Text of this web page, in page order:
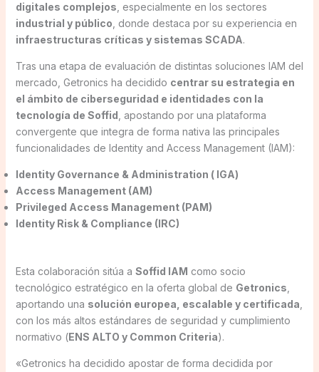
digitales complejos , especialmente en los sectores
industrial y público , donde destaca por su experiencia en
infraestructuras críticas y sistemas SCADA.
Tras una etapa de evaluación de distintas soluciones IAM del
mercado, Getronics ha decidido centrar su estrategia en
el ámbito de ciberseguridad e identidades con la
tecnología de Soffid , apostando por una plataforma
convergente que integra de forma nativa las principales
funcionalidades de Identity and Access Management (IAM):
Identity Governance & Administration ( IGA)
Access Management (AM)
Privileged Access Management (PAM)
Identity Risk & Compliance (IRC)
Esta colaboración sitúa a Soffid IAM como socio
tecnológico estratégico en la oferta global de Getronics
aportando una solución europea, escalable y certificada
con los más altos estándares de seguridad y cumplimiento
normativo (ENS ALTO y Common Criteria).
«Getronics ha decidido apostar de forma decidida por